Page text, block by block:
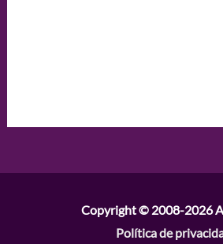
Copyright © 2008-2026
Política de